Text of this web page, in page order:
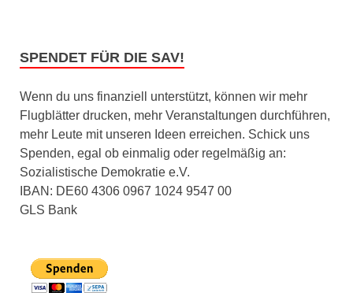
SPENDET FÜR DIE SAV!
Wenn du uns finanziell unterstützt, können wir mehr
Flugblätter drucken, mehr Veranstaltungen durchführen,
mehr Leute mit unseren Ideen erreichen. Schick uns
Spenden, egal ob einmalig oder regelmäßig an:
Sozialistische Demokratie e.V.
IBAN: DE60 4306 0967 1024 9547 00
GLS Bank